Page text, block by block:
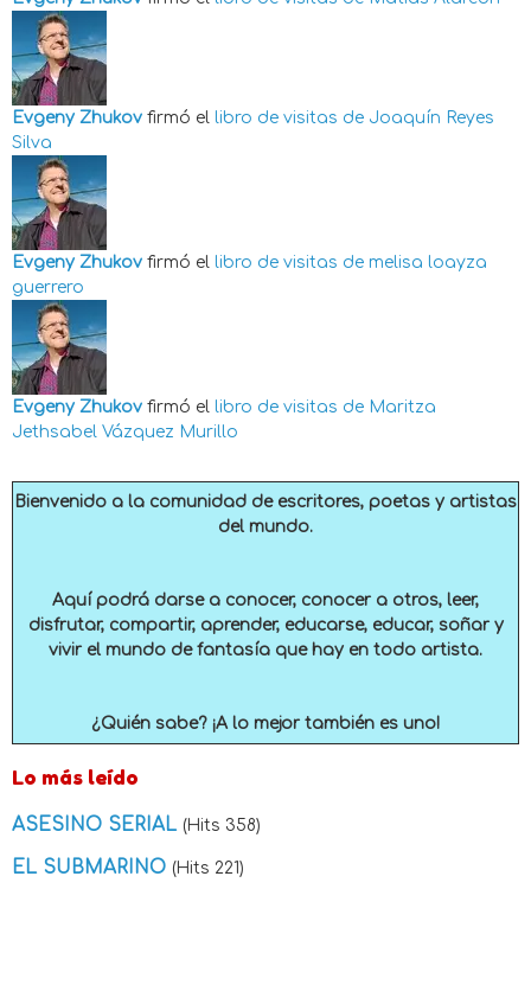
Evgeny Zhukov firmó el libro de visitas de Joaquín Reyes
Silva
Evgeny Zhukov firmó el libro de visitas de melisa loayza
guerrero
Evgeny Zhukov firmó el libro de visitas de Maritza
Jethsabel Vázquez Murillo
Bienvenido a la comunidad de escritores, poetas y artistas
del mundo.
Aquí podrá darse a conocer, conocer a otros, leer,
disfrutar, compartir, aprender, educarse, educar, soñar y
vivir el mundo de fantasía que hay en todo artista.
¿Quién sabe? ¡A lo mejor también es uno!
Lo más leído
ASESINO SERIAL (Hits 358)
EL SUBMARINO (Hits 221)